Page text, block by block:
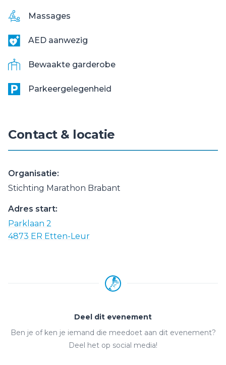
Massages
AED aanwezig
Bewaakte garderobe
Parkeergelegenheid
Contact & locatie
Organisatie:
Stichting Marathon Brabant
Adres start:
Parklaan 2
4873 ER Etten-Leur
Deel dit evenement
Ben je of ken je iemand die meedoet aan dit evenement?
Deel het op social media!